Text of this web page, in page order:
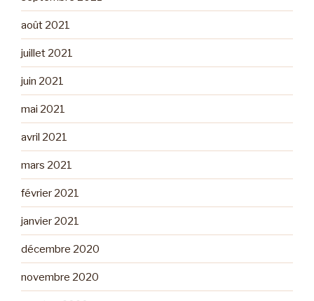
août 2021
juillet 2021
juin 2021
mai 2021
avril 2021
mars 2021
février 2021
janvier 2021
décembre 2020
novembre 2020